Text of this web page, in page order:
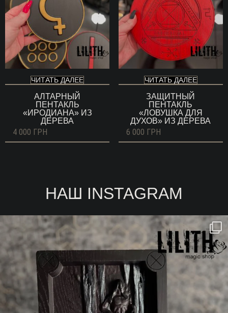
ЧИТАТЬ ДАЛЕЕ
АЛТАРНЫЙ
ПЕНТАКЛЬ
«ИРОДИАНА» ИЗ
ДЕРЕВА
4 000 ГРН
ЧИТАТЬ ДАЛЕЕ
ЗАЩИТНЫЙ
ПЕНТАКЛЬ
«ЛОВУШКА ДЛЯ
ДУХОВ» ИЗ ДЕРЕВА
6 000 ГРН
НАШ INSTAGRAM